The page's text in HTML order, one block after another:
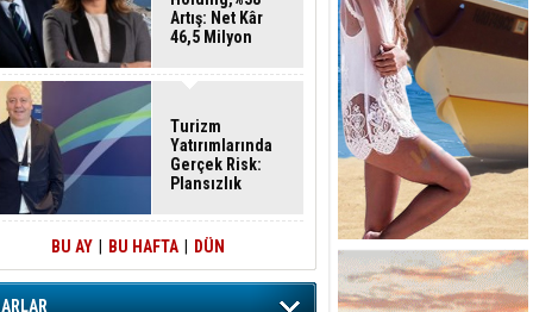
Artış: Net Kâr
46,5 Milyon
Turizm
Yatırımlarında
Gerçek Risk:
Plansızlık
BU AY BU HAFTA DÜN